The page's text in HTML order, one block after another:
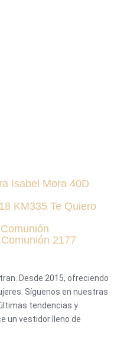
Isabel Mora 40D
KM335 Te Quiero
2177
Desde 2015, ofreciendo
Síguenos en nuestras
tendencias y
un vestidor lleno de